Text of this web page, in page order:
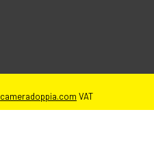
cameradoppia.com VAT